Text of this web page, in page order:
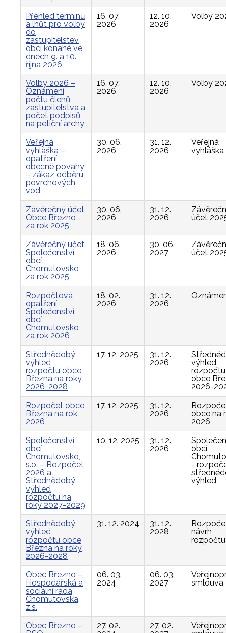
Přehled termínů
a lhůt pro volby
do
zastupitelstev
obcí konané ve
dnech 9. a 10.
října 2026
16. 07.
2026
12. 10.
2026
Volby
Volby 2026 –
Oznámení
počtu členů
zastupitelstva a
počet podpisů
na petiční archy
16. 07.
2026
12. 10.
2026
Volby
Veřejná
vyhláška –
opatření
obecné povahy
– zákaz odběru
povrchových
vod
30. 06.
2026
31. 12.
2026
Veřejná
vyhláška
Závěrečný účet
Obce Březno
za rok 2025
30. 06.
2026
31. 12.
2026
účet
Závěrečný účet
Společenství
obcí
Chomutovsko
za rok 2025
18. 06.
2026
30. 06.
2027
účet
Rozpočtová
opatření
Společenství
obcí
Chomutovsko
za rok 2026
18. 02.
2026
31. 12.
2026
Střednědobý
výhled
rozpočtu obce
Března na roky
2026-2028
17. 12. 2025
31. 12.
2026
výhled
rozpočtu
obce
2026-
Rozpočet obce
Března na rok
2026
17. 12. 2025
31. 12.
2026
obce na
2026
Společenství
obcí
Chomutovsko,
s.o. – Rozpočet
2026 a
Střednědobý
výhled
rozpočtu na
roky 2027-2029
10. 12. 2025
31. 12.
2026
obcí
-
výhled
Střednědobý
výhled
rozpočtu obce
Března na roky
2026-2028
31. 12. 2024
31. 12.
2028
návrh
rozpočtu
Obec Březno –
Hospodářská a
sociální rada
Chomutovska,
z.s.
06. 03.
2024
06. 03.
2027
smlouva
Obec Březno –
27. 02.
27. 02.